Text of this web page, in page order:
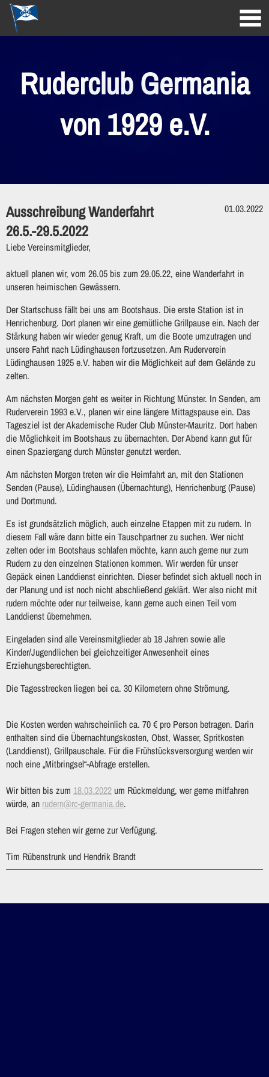
Ruderclub Germania
von 1929 e.V.
Ausschreibung Wanderfahrt
26.5.-29.5.2022
01.03.2022
Liebe Vereinsmitglieder,
aktuell planen wir, vom 26.05 bis zum 29.05.22, eine Wanderfahrt in
unseren heimischen Gewässern.
Der Startschuss fällt bei uns am Bootshaus. Die erste Station ist in
Henrichenburg. Dort planen wir eine gemütliche Grillpause ein. Nach der
Stärkung haben wir wieder genug Kraft, um die Boote umzutragen und
unsere Fahrt nach Lüdinghausen fortzusetzen. Am Ruderverein
Lüdinghausen 1925 e.V. haben wir die Möglichkeit auf dem Gelände zu
zelten.
Am nächsten Morgen geht es weiter in Richtung Münster. In Senden, am
Ruderverein 1993 e.V., planen wir eine längere Mittagspause ein. Das
Tagesziel ist der Akademische Ruder Club Münster-Mauritz. Dort haben
die Möglichkeit im Bootshaus zu übernachten. Der Abend kann gut für
einen Spaziergang durch Münster genutzt werden.
Am nächsten Morgen treten wir die Heimfahrt an, mit den Stationen
Senden (Pause), Lüdinghausen (Übernachtung), Henrichenburg (Pause)
und Dortmund.
Es ist grundsätzlich möglich, auch einzelne Etappen mit zu rudern. In
diesem Fall wäre dann bitte ein Tauschpartner zu suchen. Wer nicht
zelten oder im Bootshaus schlafen möchte, kann auch gerne nur zum
Rudern zu den einzelnen Stationen kommen. Wir werden für unser
Gepäck einen Landdienst einrichten. Dieser befindet sich aktuell noch in
der Planung und ist noch nicht abschließend geklärt. Wer also nicht mit
rudern möchte oder nur teilweise, kann gerne auch einen Teil vom
Landdienst übernehmen.
Eingeladen sind alle Vereinsmitglieder ab 18 Jahren sowie alle
Kinder/Jugendlichen bei gleichzeitiger Anwesenheit eines
Erziehungsberechtigten.
Die Tagesstrecken liegen bei ca. 30 Kilometern ohne Strömung.
Die Kosten werden wahrscheinlich ca. 70 € pro Person betragen. Darin
enthalten sind die Übernachtungskosten, Obst, Wasser, Spritkosten
(Landdienst), Grillpauschale. Für die Frühstücksversorgung werden wir
noch eine „Mitbringsel“-Abfrage erstellen.
Wir bitten bis zum 18.03.2022 um Rückmeldung, wer gerne mitfahren
würde, an rudern@rc-germania.de.
Bei Fragen stehen wir gerne zur Verfügung.
Tim Rübenstrunk und Hendrik Brandt